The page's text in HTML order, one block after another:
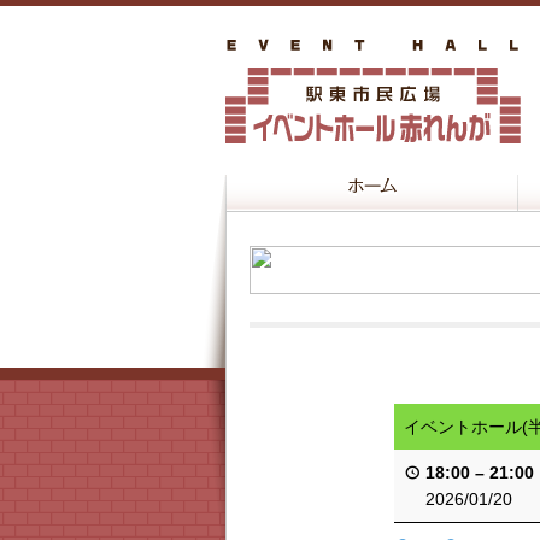
イベントホール(
18:00 – 21:00
2026/01/20